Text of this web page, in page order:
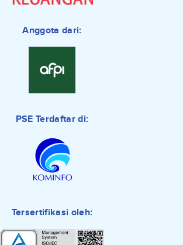
Anggota dari:
PSE Terdaftar di:
Tersertifikasi oleh: